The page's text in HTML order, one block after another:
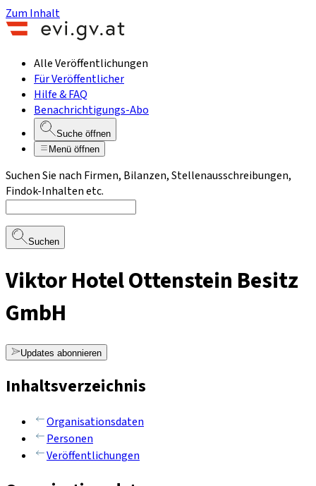
Zum Inhalt
Alle Veröffentlichungen
Für Veröffentlicher
Hilfe & FAQ
Benachrichtigungs-Abo
Suche öffnen
Menü öffnen
Suchen Sie nach Firmen, Bilanzen, Stellenausschreibungen,
Findok-Inhalten etc.
Suchen
Viktor Hotel Ottenstein Besitz
GmbH
Updates abonnieren
Inhaltsverzeichnis
Organisationsdaten
Personen
Veröffentlichungen